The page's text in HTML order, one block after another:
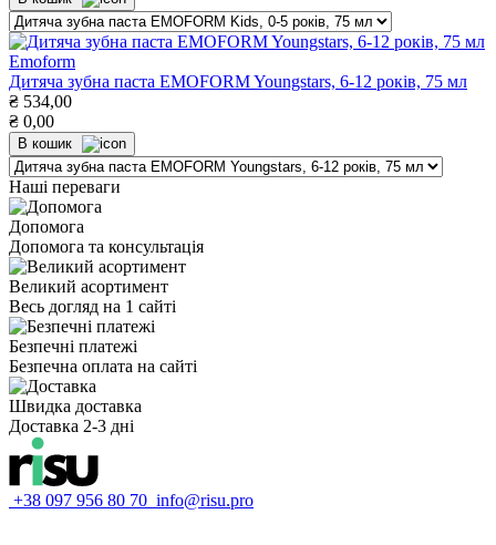
Emoform
Дитяча зубна паста EMOFORM Youngstars, 6-12 років, 75 мл
₴ 534,00
₴ 0,00
В кошик
Наші переваги
Допомога
Допомога та консультація
Великий асортимент
Весь догляд на 1 сайті
Безпечні платежі
Безпечна оплата на сайті
Швидка доставка
Доставка 2-3 дні
+38 097 956 80 70 info@risu.pro